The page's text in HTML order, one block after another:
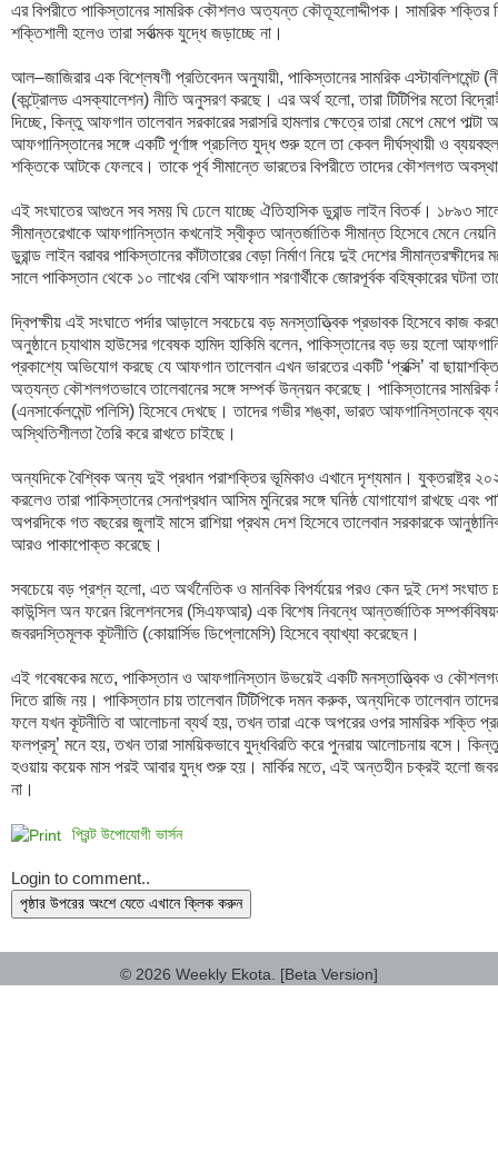
এর বিপরীতে পাকিস্তানের সামরিক কৌশলও অত্যন্ত কৌতূহলোদ্দীপক। সামরিক শক্তির
শক্তিশালী হলেও তারা সর্বাত্মক যুদ্ধে জড়াচ্ছে না।
আল–জাজিরার এক বিশ্লেষণী প্রতিবেদন অনুযায়ী, পাকিস্তানের সামরিক এস্টাবলিশমেন্ট
(কন্ট্রোলড এসক্যালেশন) নীতি অনুসরণ করছে। এর অর্থ হলো, তারা টিটিপির মতো
দিচ্ছে, কিন্তু আফগান তালেবান সরকারের সরাসরি হামলার ক্ষেত্রে তারা মেপে মেপে
আফগানিস্তানের সঙ্গে একটি পূর্ণাঙ্গ প্রচলিত যুদ্ধ শুরু হলে তা কেবল দীর্ঘস্থায়ী ও
শক্তিকে আটকে ফেলবে। তাকে পূর্ব সীমান্তে ভারতের বিপরীতে তাদের কৌশলগত
এই সংঘাতের আগুনে সব সময় ঘি ঢেলে যাচ্ছে ঐতিহাসিক ডুরান্ড লাইন বিতর্ক। ১৮৯৩
সীমান্তরেখাকে আফগানিস্তান কখনোই স্বীকৃত আন্তর্জাতিক সীমান্ত হিসেবে মেনে
ডুরান্ড লাইন বরাবর পাকিস্তানের কাঁটাতারের বেড়া নির্মাণ নিয়ে দুই দেশের
সালে পাকিস্তান থেকে ১০ লাখের বেশি আফগান শরণার্থীকে জোরপূর্বক বহিষ্কারের ঘটনা
দ্বিপক্ষীয় এই সংঘাতে পর্দার আড়ালে সবচেয়ে বড় মনস্তাত্ত্বিক প্রভাবক হিসেবে কাজ
অনুষ্ঠানে চ্যাথাম হাউসের গবেষক হামিদ হাকিমি বলেন, পাকিস্তানের বড় ভয় হলো
প্রকাশ্যে অভিযোগ করছে যে আফগান তালেবান এখন ভারতের একটি ‘প্রক্সি’ বা
অত্যন্ত কৌশলগতভাবে তালেবানের সঙ্গে সম্পর্ক উন্নয়ন করেছে। পাকিস্তানের সামরিক
(এনসার্কেলমেন্ট পলিসি) হিসেবে দেখছে। তাদের গভীর শঙ্কা, ভারত আফগানিস্তানকে
অস্থিতিশীলতা তৈরি করে রাখতে চাইছে।
অন্যদিকে বৈশ্বিক অন্য দুই প্রধান পরাশক্তির ভূমিকাও এখানে দৃশ্যমান। যুক্তরাষ্ট্র
করলেও তারা পাকিস্তানের সেনাপ্রধান আসিম মুনিরের সঙ্গে ঘনিষ্ঠ যোগাযোগ রাখছে এবং
অপরদিকে গত বছরের জুলাই মাসে রাশিয়া প্রথম দেশ হিসেবে তালেবান সরকারকে
আরও পাকাপোক্ত করেছে।
সবচেয়ে বড় প্রশ্ন হলো, এত অর্থনৈতিক ও মানবিক বিপর্যয়ের পরও কেন দুই দেশ সংঘাত
কাউন্সিল অন ফরেন রিলেশনসের (সিএফআর) এক বিশেষ নিবন্ধে আন্তর্জাতিক
জবরদস্তিমূলক কূটনীতি (কোয়ার্সিভ ডিপ্লোমেসি) হিসেবে ব্যাখ্যা করেছেন।
এই গবেষকের মতে, পাকিস্তান ও আফগানিস্তান উভয়েই একটি মনস্তাত্ত্বিক ও
দিতে রাজি নয়। পাকিস্তান চায় তালেবান টিটিপিকে দমন করুক, অন্যদিকে তালেবান
ফলে যখন কূটনীতি বা আলোচনা ব্যর্থ হয়, তখন তারা একে অপরের ওপর সামরিক শক্তি
ফলপ্রসূ’ মনে হয়, তখন তারা সাময়িকভাবে যুদ্ধবিরতি করে পুনরায় আলোচনায় বসে।
হওয়ায় কয়েক মাস পরই আবার যুদ্ধ শুরু হয়। মার্কির মতে, এই অন্তহীন চক্রই হলো
প্রিন্ট উপোযোগী ভার্সন
Login to comment..
পৃষ্ঠার উপরের অংশে যেতে এখানে ক্লিক করুন
© 2026 Weekly Ekota. [Beta Version]